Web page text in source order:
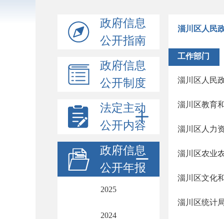
政府信息
公开指南
政府信息
公开制度
法定主动
公开内容
政府信息
公开年报
2025
2024
淄川区人民
工作部门
淄川区人民
淄川区教育
淄川区农业
淄川区文化
淄川区统计